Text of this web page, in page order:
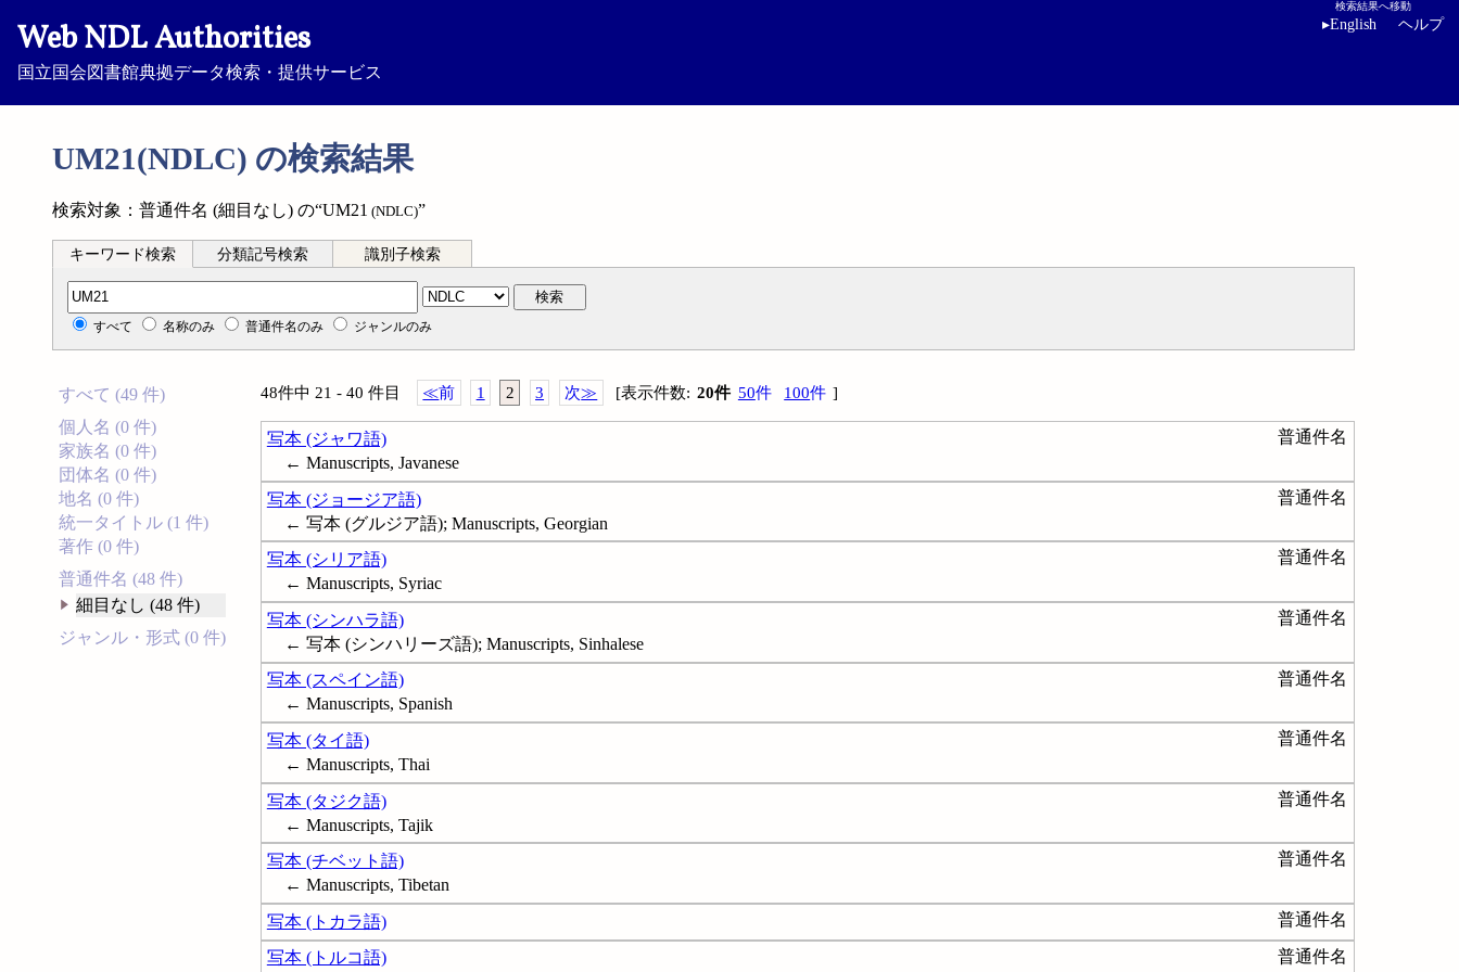
Web NDL Authorities
国立国会図書館典拠データ検索・提供サービス
検索結果へ移動
▸English ヘルプ
UM21(NDLC) の検索結果
検索対象：普通件名 (細目なし) の“UM21 (NDLC)”
キーワード検索 分類記号検索 識別子検索
分類記号検索 検索
すべて 名称のみ 普通件名のみ ジャンルのみ
すべて (49 件)
個人名 (0 件)
家族名 (0 件)
団体名 (0 件)
地名 (0 件)
統一タイトル (1 件)
著作 (0 件)
普通件名 (48 件)
細目なし (48 件)
ジャンル・形式 (0 件)
48件中 21 - 40 件目 ≪前 1 2 3 次≫ [表示件数: 20件 50件 100件 ]
写本 (ジャワ語)
普通件名
← Manuscripts, Javanese
写本 (ジョージア語)
普通件名
← 写本 (グルジア語); Manuscripts, Georgian
写本 (シリア語)
普通件名
← Manuscripts, Syriac
写本 (シンハラ語)
普通件名
← 写本 (シンハリーズ語); Manuscripts, Sinhalese
写本 (スペイン語)
普通件名
← Manuscripts, Spanish
写本 (タイ語)
普通件名
← Manuscripts, Thai
写本 (タジク語)
普通件名
← Manuscripts, Tajik
写本 (チベット語)
普通件名
← Manuscripts, Tibetan
写本 (トカラ語)
普通件名
写本 (トルコ語)
普通件名